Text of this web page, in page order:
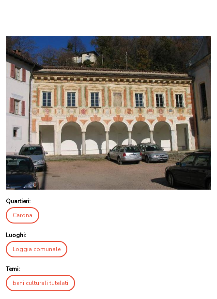
Quartieri:
Carona
Luoghi:
Loggia comunale
Temi:
beni culturali tutelati